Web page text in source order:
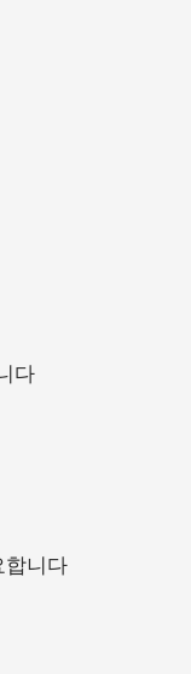
다
합니다